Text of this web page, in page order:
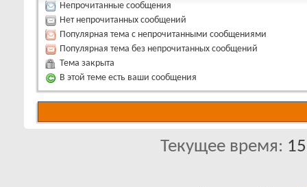
Непрочитанные сообщения
Нет непрочитанных сообщений
Популярная тема с непрочитанными сообщениями
Популярная тема без непрочитанных сообщений
Тема закрыта
В этой теме есть ваши сообщения
Текущее время: